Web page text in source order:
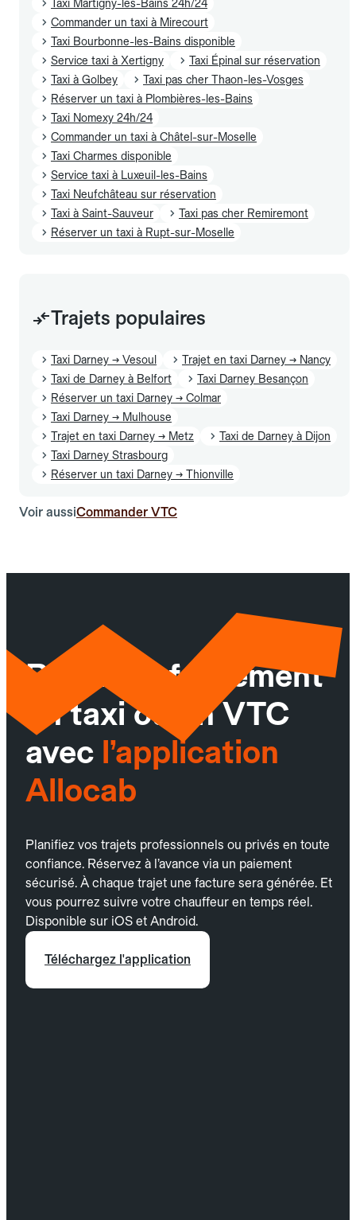
Taxi Martigny-les-Bains 24h/24
Commander un taxi à Mirecourt
Taxi Bourbonne-les-Bains disponible
Service taxi à Xertigny
Taxi Épinal sur réservation
Taxi à Golbey
Taxi pas cher Thaon-les-Vosges
Réserver un taxi à Plombières-les-Bains
Taxi Nomexy 24h/24
Commander un taxi à Châtel-sur-Moselle
Taxi Charmes disponible
Service taxi à Luxeuil-les-Bains
Taxi Neufchâteau sur réservation
Taxi à Saint-Sauveur
Taxi pas cher Remiremont
Réserver un taxi à Rupt-sur-Moselle
Trajets populaires
Taxi Darney → Vesoul
Trajet en taxi Darney → Nancy
Taxi de Darney à Belfort
Taxi Darney Besançon
Réserver un taxi Darney → Colmar
Taxi Darney → Mulhouse
Trajet en taxi Darney → Metz
Taxi de Darney à Dijon
Taxi Darney Strasbourg
Réserver un taxi Darney → Thionville
Voir aussiCommander VTC
Réservez facilement
un taxi ou un VTC
avec l’application
Allocab
Planifiez vos trajets professionnels ou privés en toute
confiance. Réservez à l’avance via un paiement
sécurisé. À chaque trajet une facture sera générée. Et
vous pourrez suivre votre chauffeur en temps réel.
Disponible sur iOS et Android.
Téléchargez l'application